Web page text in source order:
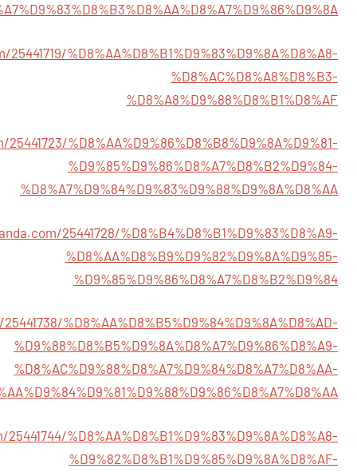
%D8%AA%D8%B1%D9%83%D9%8A%D8%A8-
%D8%AC%D8%A8%D8%B3-
%D8%A8%D9%88%D8%B1%D8%AF
%D8%AA%D9%86%D8%B8%D9%8A%D9%81-
%D9%85%D9%86%D8%A7%D8%B2%D9%84-
%D8%A7%D9%84%D9%83%D9%88%D9%8A%D8%AA
25441728/%D8%B4%D8%B1%D9%83%D8%A9-
%D8%AA%D8%B9%D9%82%D9%8A%D9%85-
%D9%85%D9%86%D8%A7%D8%B2%D9%84
%D8%AA%D8%B5%D9%84%D9%8A%D8%AD-
%D9%88%D8%B5%D9%8A%D8%A7%D9%86%D8%A9-
%D8%AC%D9%88%D8%A7%D9%84%D8%A7%D8%AA-
%D8%AA%D8%B1%D9%83%D9%8A%D8%A8-
%D9%82%D8%B1%D9%85%D9%8A%D8%AF-